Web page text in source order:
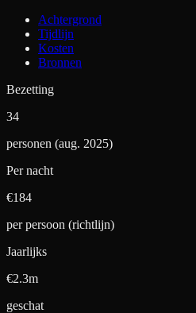
Achtergrond
Tijdlijn
Kosten
Bronnen
Bezetting
34
personen (aug. 2025)
Per nacht
€184
per persoon (richtlijn)
Jaarlijks
€2.3m
geschat